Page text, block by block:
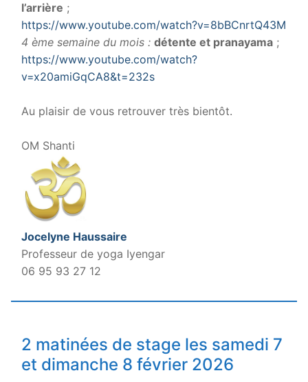
l’arrière ;
https://www.youtube.com/watch?v=8bBCnrtQ43M
4 ème semaine du mois : détente et pranayama ;
https://www.youtube.com/watch?
v=x20amiGqCA8&t=232s
Au plaisir de vous retrouver très bientôt.
OM Shanti
Jocelyne Haussaire
Professeur de yoga Iyengar
06 95 93 27 12
2 matinées de stage les samedi 7
et dimanche 8 février 2026